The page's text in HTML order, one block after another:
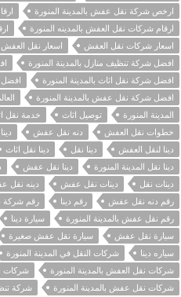
ارخص شركة نقل عفش بالمدينة المنورة
ارقام شركات نقل العفش بالمدينه المنورة
اسعار شركات نقل العفش
اسعار نقل العفش
افضل شركة تنظيف منازل بالمدينة المنورة
افضل شركة نقل اثاث بالمدينة المنورة
افضل
افضل شركة نقل عفش بالمدينة المنورة
المدينة المنورة
توصيل اثاث خدمة نقل
خطوات نقل العفش
دنه نقل عفش
دينا لنقل العفش
دينا نقل دينا نقل اثاث
دينا نقل المدينة المنورة
دينا نقل عفش
دينات نقل
دينات نقل عفش دينه نقل
رقم دنه نقل عفش
رقم دينا
رقم
رقم نقل عفش بالمدينة المنورة
سيارة دينا
سيارة نقل عفش
سيارة نقل عفش صغيرة
سياره دينا
شركات النقل في المدينة المنورة
شركات نقل العفش بالمدينة المنورة
شركات
شركات نقل عفش بالمدينة المنورة
شركة